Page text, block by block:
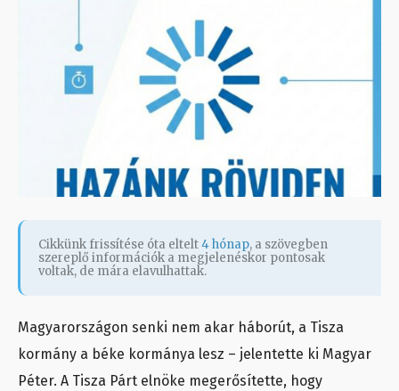
Cikkünk frissítése óta eltelt4 hónap, a szövegben
szereplő információk a megjelenéskor pontosak
voltak, de mára elavulhattak.
Magyarországon senki nem akar háborút, a Tisza
kormány a béke kormánya lesz – jelentette ki Magyar
Péter. A Tisza Párt elnöke megerősítette, hogy